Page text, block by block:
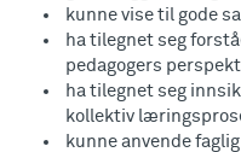
kunne vise til gode
ha tilegnet seg
pedagogers
ha tilegnet seg
kollektiv
kunne anvende